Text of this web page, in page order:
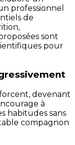
professionnel
de
sont
pour
devenant
à
habitudes sans
compagnon